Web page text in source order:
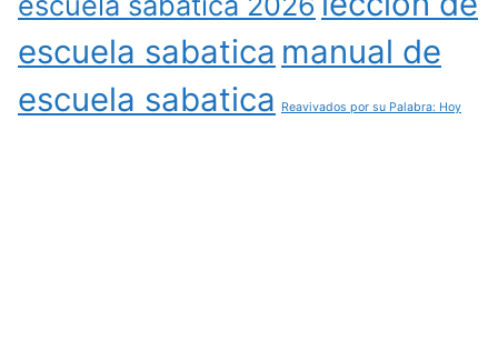
escuela sabatica manual de
escuela sabatica
Reavivados por su Palabra: Hoy